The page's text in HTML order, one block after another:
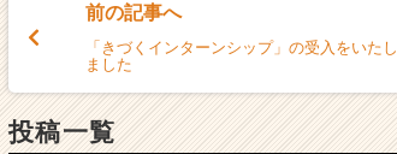
前の記事へ
「きづくインターンシップ」の受入をいたし
ました
投稿一覧